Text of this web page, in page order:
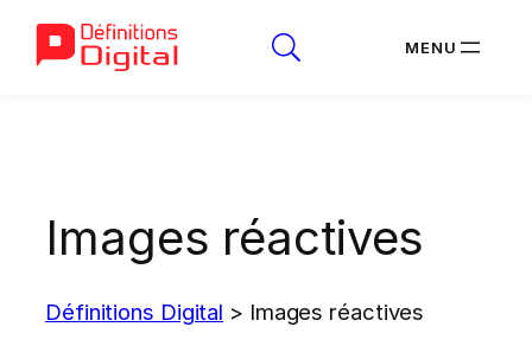
Images réactives
Définitions Digital > Images réactives